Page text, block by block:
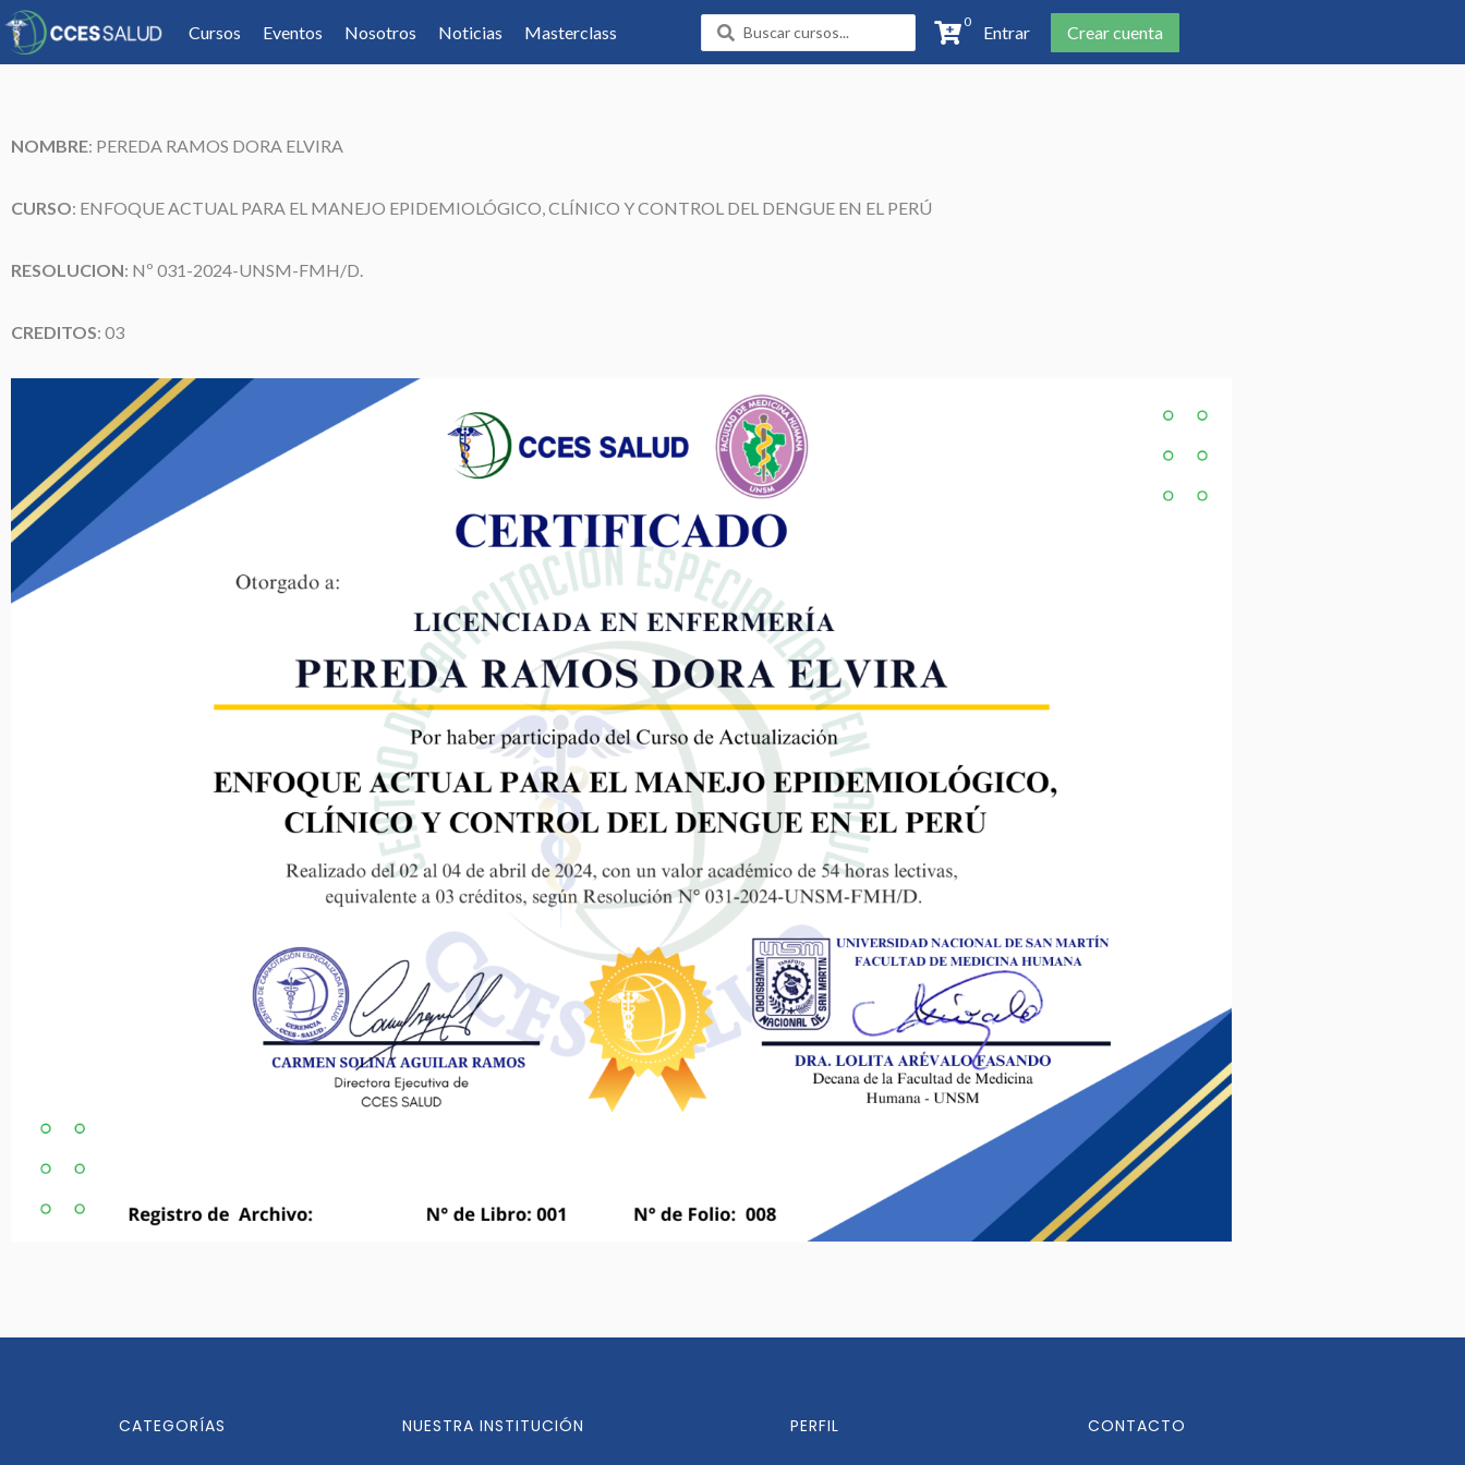
Cursos Eventos Nosotros Noticias Masterclass
Search
...
0
Entrar Crear cuenta
NOMBRE: PEREDA RAMOS DORA ELVIRA
CURSO: ENFOQUE ACTUAL PARA EL MANEJO EPIDEMIOLÓGICO, CLÍNICO Y CONTROL DEL DENGUE EN EL PERÚ
RESOLUCION: Nº 031-2024-UNSM-FMH/D.
CREDITOS: 03
CATEGORÍAS NUESTRA INSTITUCIÓN PERFIL CONTACTO